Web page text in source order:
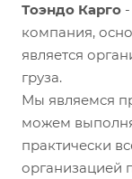
Тоэндо Карго
компания,
является
груза.
Мы являемся
можем
практически
организацией